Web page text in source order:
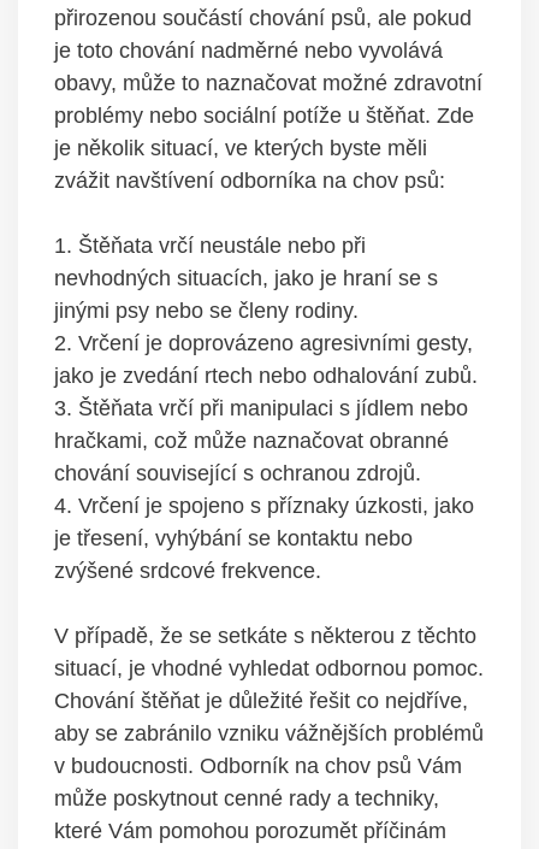
přirozenou součástí chování psů, ale​ pokud
je toto chování nadměrné nebo vyvolává
obavy,⁢ může to ⁤naznačovat možné zdravotní
problémy​ nebo sociální potíže u‍ štěňat. Zde‍
je několik ‍situací, ve ​kterých byste měli
⁢zvážit navštívení‌ odborníka na ⁤chov psů:
1. Štěňata vrčí ‍neustále nebo⁢ při
nevhodných⁢ situacích, jako‌ je hraní se s
jinými psy nebo se členy ‌rodiny.
2. Vrčení ​je doprovázeno agresivními gesty,⁢
jako je⁢ zvedání rtech nebo⁤ odhalování ‌zubů.
3. Štěňata ⁣vrčí⁤ při manipulaci s jídlem nebo
hračkami, což může naznačovat obranné
chování ⁤související​ s‌ ochranou zdrojů.
4.⁢ Vrčení je spojeno s příznaky úzkosti, jako
‍je ⁤třesení, vyhýbání ⁣se kontaktu nebo
zvýšené srdcové frekvence.
V‍ případě, ‍že se setkáte s některou z těchto
situací,⁢ je vhodné vyhledat odbornou pomoc.
Chování štěňat je důležité ⁤řešit co nejdříve,
aby⁢ se ​zabránilo ‍vzniku⁣ vážnějších problémů‌
v budoucnosti. ​Odborník⁢ na chov psů Vám⁤
může poskytnout cenné rady a techniky,
které​ Vám pomohou porozumět příčinám​